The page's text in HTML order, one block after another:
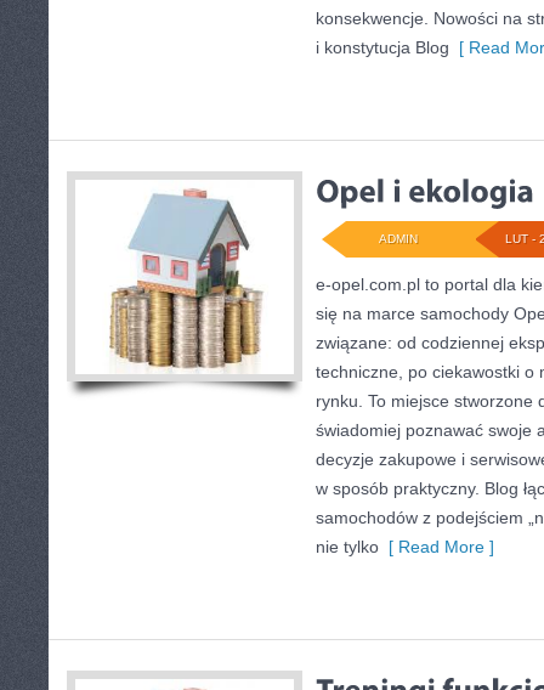
konsekwencje. Nowości na
i konstytucja Blog [ Read
LUT -
ADMIN
e-opel.com.pl to portal dla
się na marce samochody
związane: od codziennej
techniczne, po ciekawostki o
rynku. To miejsce stworzone
świadomiej poznawać swoje
decyzje zakupowe i
w sposób praktyczny. Blog
samochodów z podejściem
nie tylko [ Read More ]